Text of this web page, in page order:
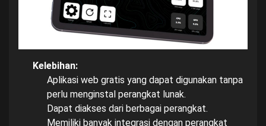
Kelebihan:
Aplikasi web gratis yang dapat digunakan tanpa
perlu menginstal perangkat lunak.
Dapat diakses dari berbagai perangkat.
Memiliki banyak integrasi dengan perangkat